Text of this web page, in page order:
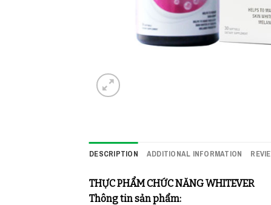
DESCRIPTION ADDITIONAL INFORMATION
THỰC PHẨM CHỨC NĂNG WHITEVER
Thông tin sản phẩm: